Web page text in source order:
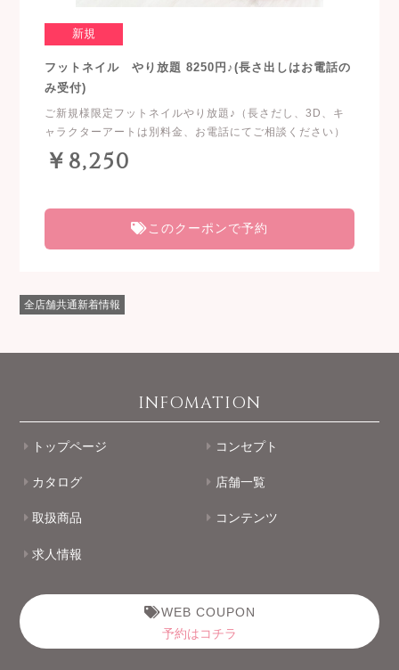
新規
フットネイル やり放題 8250円♪(長さ出しはお電話の
み受付)
ご新規様限定フットネイルやり放題♪（長さだし、3D、キ
ャラクターアートは別料金、お電話にてご相談ください）
￥8,250
このクーポンで予約
全店舗共通新着情報
INFOMATION
トップページ コンセプト
カタログ 店舗一覧
取扱商品 コンテンツ
求人情報
WEB COUPON
予約はコチラ